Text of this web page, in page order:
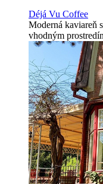
Déjá Vu Coffee
Moderná kaviareň
vhodným